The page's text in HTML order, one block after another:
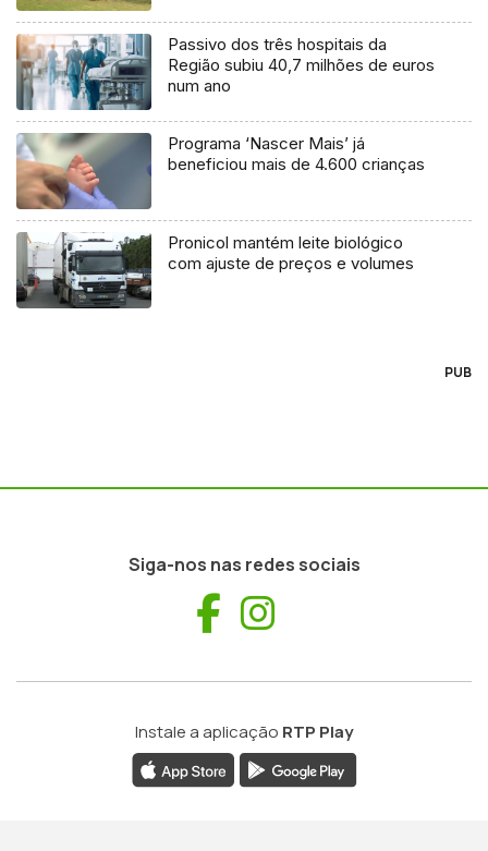
Passivo dos três hospitais da
Região subiu 40,7 milhões de euros
num ano
Programa ‘Nascer Mais’ já
beneficiou mais de 4.600 crianças
Pronicol mantém leite biológico
com ajuste de preços e volumes
PUB
Siga-nos nas redes sociais
Facebook
Instale a aplicação RTP Play